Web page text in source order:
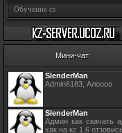
Обучение cs
Мини-чат